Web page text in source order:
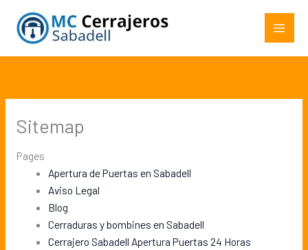
contenido
Sitemap
Pages
Apertura de Puertas en Sabadell
Aviso Legal
Blog
Cerraduras y bombines en Sabadell
Cerrajero Sabadell Apertura Puertas 24 Horas